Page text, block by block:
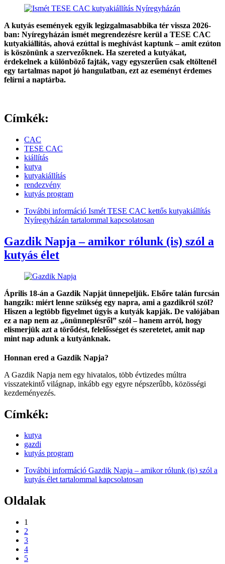
A kutyás események egyik legizgalmasabbika tér vissza 2026-
ban: Nyíregyházán ismét megrendezésre kerül a TESE CAC
kutyakiállítás, ahová ezúttal is meghívást kaptunk – amit ezúton
is köszönünk a szervezőknek. Ha szereted a kutyákat,
érdekelnek a különböző fajták, vagy egyszerűen csak eltöltenél
egy tartalmas napot jó hangulatban, ezt az eseményt érdemes
felírni a naptárba.
Címkék:
CAC
TESE CAC
kiállítás
kutya
kutyakiállítás
rendezvény
kutyás program
További információ Ismét TESE CAC kettős kutyakiállítás
Nyíregyházán tartalommal kapcsolatosan
Gazdik Napja – amikor rólunk (is) szól a
kutyás élet
Április 18-án a Gazdik Napját ünnepeljük. Elsőre talán furcsán
hangzik: miért lenne szükség egy napra, ami a gazdikról szól?
Hiszen a legtöbb figyelmet úgyis a kutyák kapják. De valójában
ez a nap nem az „önünneplésről” szól – hanem arról, hogy
elismerjük azt a törődést, felelősséget és szeretetet, amit nap
mint nap adunk a kutyánknak.
Honnan ered a Gazdik Napja?
A Gazdik Napja nem egy hivatalos, több évtizedes múltra
visszatekintő világnap, inkább egy egyre népszerűbb, közösségi
kezdeményezés.
Címkék:
kutya
gazdi
kutyás program
További információ Gazdik Napja – amikor rólunk (is) szól a
kutyás élet tartalommal kapcsolatosan
Oldalak
1
2
3
4
5